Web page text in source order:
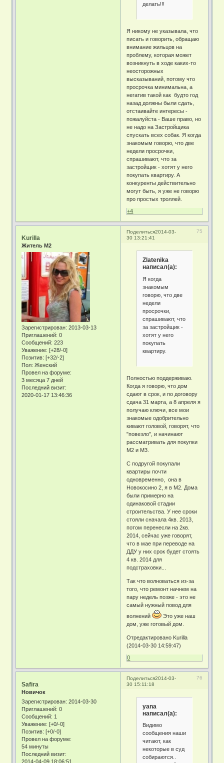
делать!!!
Я никому не указывала, что
писать и говорить, обращаю
внимание жильцов на
проблему, которая может
возникнуть в ходе каких-то
неосторожных
высказываний, потому что
просрочка минимальна, а
негатив такой как будто год
назад должны были сдать,
отстаивайте интересы -
пожалуйста - Ваше право, но
не надо на Застройщика
спускать всех собак. Я когда
знакомым говорю, что две
недели просрочки,
спрашивают, что за
застройщик - хотят у него
покупать квартиру. А
конкуренты действительно
могут быть, я уже не говорю
про простых троллей.
+4
Поделиться 75
2014-03-
30 13:21:41
Kurilla
Житель М2
Зарегистрирован: 2013-03-13
Приглашений: 0
Сообщений: 223
Уважение: [+28/-0]
Позитив: [+32/-2]
Пол: Женский
Провел на форуме:
3 месяца 7 дней
Последний визит:
2020-01-17 13:46:36
Zlatenika
написал(а):
Я когда
знакомым
говорю, что две
недели
просрочки,
спрашивают, что
за застройщик -
хотят у него
покупать
квартиру.
Полностью поддерживаю.
Когда я говорю, что дом
сдают в срок, и по договору
сдача 31 марта, а 8 апреля я
получаю ключи, все мои
знакомые одобрительно
кивают головой, говорят, что
"повезло", и начинают
рассматривать для покупки
М2 и М3.
С подругой покупали
квартиры почти
одновременно, она в
Новокосино 2, я в М2. Дома
были примерно на
одинаковой стадии
строительства. У нее сроки
стояли сначала 4кв. 2013,
потом перенесли на 2кв.
2014, сейчас уже говорят,
что в мае при переводе на
ДДУ у них срок будет стоять
4 кв. 2014 для
подстраховки...
Так что волноваться из-за
того, что ремонт начнем на
пару недель позже - это не
самый нужный повод для
волнений
Это уже наш
дом, уже готовый дом.
Отредактировано Kurilla
(2014-03-30 14:59:47)
0
Поделиться 76
2014-03-
30 15:11:18
Safira
Новичок
Зарегистрирован: 2014-03-30
Приглашений: 0
Сообщений: 1
Уважение: [+0/-0]
Позитив: [+0/-0]
Провел на форуме:
54 минуты
Последний визит:
2014-04-09 18:06:51
yana
написал(а):
Видимо
сообщения наши
читают, как
некоторые в суд
собираются..